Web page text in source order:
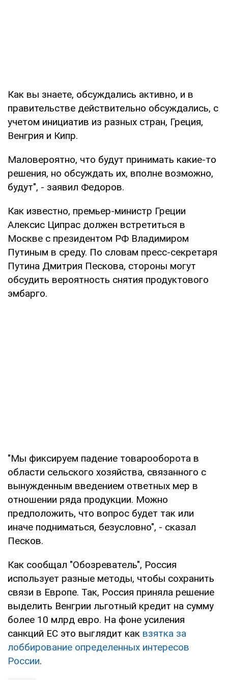
Как вы знаете, обсуждались активно, и в
правительстве действительно обсуждались, с
учетом инициатив из разных стран, Греция,
Венгрия и Кипр.
Маловероятно, что будут принимать какие-то
решения, но обсуждать их, вполне возможно,
будут", - заявил Федоров.
Как известно, премьер-министр Греции
Алексис Ципрас должен встретиться в
Москве с президентом РФ Владимиром
Путиным в среду. По словам пресс-секретаря
Путина Дмитрия Пескова, стороны могут
обсудить вероятность снятия продуктового
эмбарго.
"Мы фиксируем падение товарооборота в
области сельского хозяйства, связанного с
вынужденным введением ответных мер в
отношении ряда продукции. Можно
предположить, что вопрос будет так или
иначе подниматься, безусловно", - сказал
Песков.
Как сообщал "Обозреватель", Россия
использует разные методы, чтобы сохранить
связи в Европе. Так, Россия приняла решение
выделить Венгрии льготный кредит на сумму
более 10 млрд евро. На фоне усиления
санкций ЕС это выглядит как взятка за
лоббирование определенных интересов
России.